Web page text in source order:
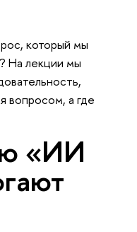
который мы
На лекции мы
вопросом, а где
«ИИ